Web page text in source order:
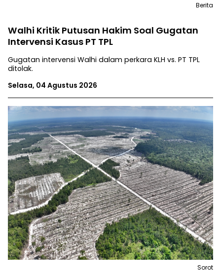
Walhi Kritik Putusan Hakim Soal Gugatan
Intervensi Kasus PT TPL
Gugatan intervensi Walhi dalam perkara KLH vs. PT TPL
ditolak.
Selasa, 04 Agustus 2026
Berita
Sorot